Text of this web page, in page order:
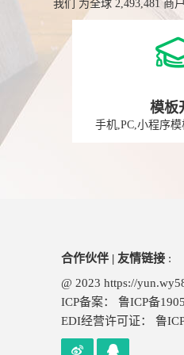
我们 为全球 2,493,481 商
模板
手机,PC,小程序
合作伙伴 | 友情链接 :
@ 2023 https://
ICP备案： 鲁ICP备
EDI经营许可证： 鲁